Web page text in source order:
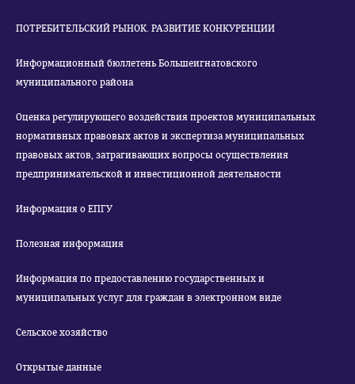
ПОТРЕБИТЕЛЬСКИЙ РЫНОК. РАЗВИТИЕ КОНКУРЕНЦИИ
Информационный бюллетень Большеигнатовского
муниципального района
Оценка регулирующего воздействия проектов муниципальных
нормативных правовых актов и экспертиза муниципальных
правовых актов, затрагивающих вопросы осуществления
предпринимательской и инвестиционной деятельности
Информация о ЕПГУ
Полезная информация
Информация по предоставлению государственных и
муниципальных услуг для граждан в электронном виде
Сельское хозяйство
Открытые данные